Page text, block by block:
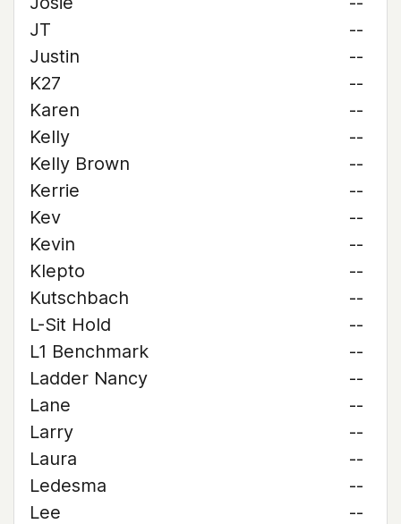
JT
--
Justin
--
K27
--
Karen
--
Kelly
--
Kelly Brown
--
Kerrie
--
Kev
--
Kevin
--
Klepto
--
Kutschbach
--
L-Sit Hold
--
L1 Benchmark
--
Ladder Nancy
--
Lane
--
Larry
--
Laura
--
Ledesma
--
Lee
--